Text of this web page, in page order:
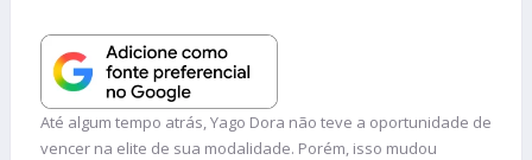
Até algum tempo atrás, Yago Dora não teve a oportunidade de
vencer na elite de sua modalidade. Porém, isso mudou